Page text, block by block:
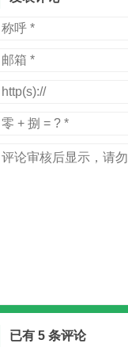
已有 5 条评论